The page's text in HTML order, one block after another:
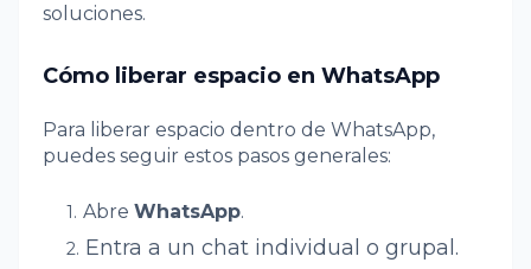
soluciones.
Cómo liberar espacio en WhatsApp
Para liberar espacio dentro de WhatsApp,
puedes seguir estos pasos generales:
Abre WhatsApp.
Entra a un chat individual o grupal.